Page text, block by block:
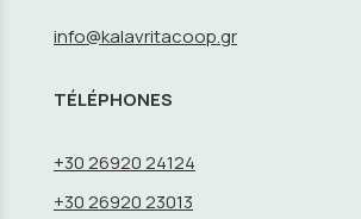
info@kalavritacoop.gr
TÉLÉPHONES
+30 26920 24124
+30 26920 23013